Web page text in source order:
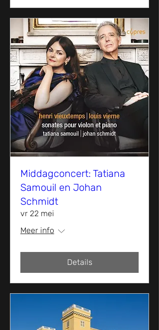
Middagconcert: Tatiana
Samouil en Johan
Schmidt
vr 22 mei
Meer info
Details